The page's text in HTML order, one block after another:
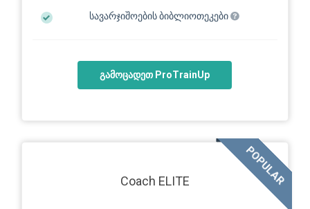
სავარჯიშოების ბიბლიოთეკები
გამოცადეთ ProTrainUp
Coach ELITE POPULAR